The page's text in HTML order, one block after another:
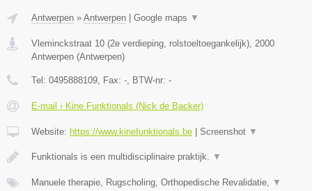
Antwerpen » Antwerpen Google maps ▼
Vleminckstraat 10 (2e verdieping, rolstoeltoegankelijk) 2000
Antwerpen (Antwerpen)
Tel: 0495888109 , Fax: - , BTW-nr: -
E-mail › Kine Funktionals (Nick de Backer)
Website: https://www.kinefunktionals.be Screenshot ▼
Funktionals is een multidisciplinaire praktijk. ▼
Manuele therapie, Rugscholing, Orthopedische Revalidatie, ▼